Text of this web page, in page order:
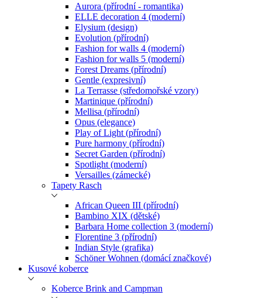
Aurora (přírodní - romantika)
ELLE decoration 4 (moderní)
Elysium (design)
Evolution (přírodní)
Fashion for walls 4 (moderní)
Fashion for walls 5 (moderní)
Forest Dreams (přírodní)
Gentle (expresivní)
La Terrasse (středomořské vzory)
Martinique (přírodní)
Mellisa (přírodní)
Opus (elegance)
Play of Light (přírodní)
Pure harmony (přírodní)
Secret Garden (přírodní)
Spotlight (moderní)
Versailles (zámecké)
Tapety Rasch
African Queen III (přírodní)
Bambino XIX (dětské)
Barbara Home collection 3 (moderní)
Florentine 3 (přírodní)
Indian Style (grafika)
Schöner Wohnen (domácí značkové)
Kusové koberce
Koberce Brink and Campman